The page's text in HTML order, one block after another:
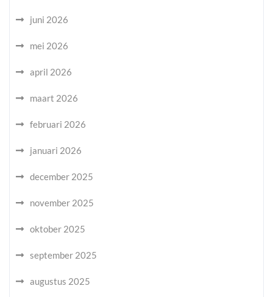
juni 2026
mei 2026
april 2026
maart 2026
februari 2026
januari 2026
december 2025
november 2025
oktober 2025
september 2025
augustus 2025